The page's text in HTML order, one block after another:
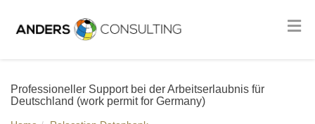
Professioneller Support bei der Arbeitserlaubnis für
Deutschland (work permit for Germany)